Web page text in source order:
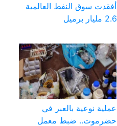
أفقدت سوق النفط العالمية
2.6 مليار برميل
عملية نوعية بالعبر في
حضرموت.. ضبط معمل